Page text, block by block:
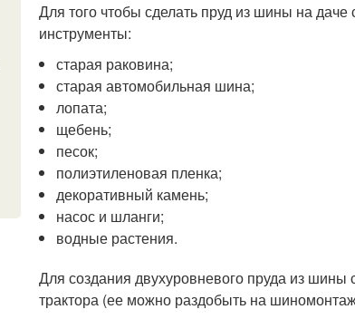
Для того чтобы сделать пруд из шины на
инструменты:
старая раковина;
старая автомобильная шина;
лопата;
щебень;
песок;
полиэтиленовая пленка;
декоративный камень;
насос и шланги;
водные растения.
Для создания двухуровневого пруда из
трактора (ее можно раздобыть на